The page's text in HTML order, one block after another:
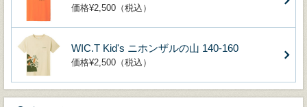
価格¥2,500（税込）
WIC.T Kid's ニホンザルの山 140-160
価格¥2,500（税込）